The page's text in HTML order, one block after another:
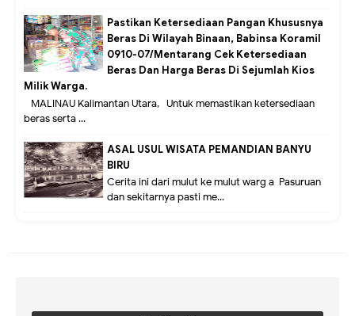
Pastikan Ketersediaan Pangan Khususnya
Beras Di Wilayah Binaan, Babinsa Koramil
0910-07/Mentarang Cek Ketersediaan
Beras Dan Harga Beras Di Sejumlah Kios
Milik Warga.
MALINAU Kalimantan Utara,- Untuk memastikan ketersediaan
beras serta ...
ASAL USUL WISATA PEMANDIAN BANYU
BIRU
Cerita ini dari mulut ke mulut warg a Pasuruan
dan sekitarnya pasti me...